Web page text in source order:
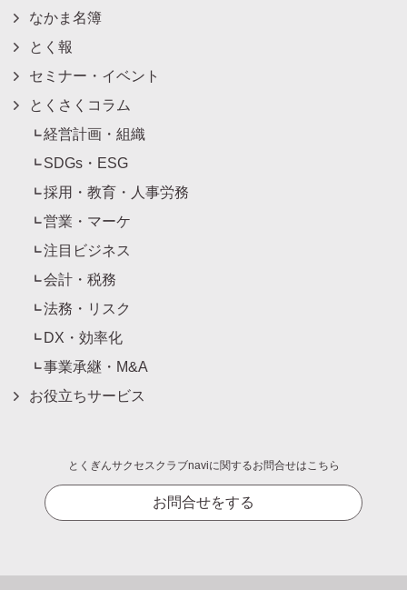
なかま名簿
とく報
セミナー・イベント
とくさくコラム
経営計画・組織
SDGs・ESG
採用・教育・人事労務
営業・マーケ
注目ビジネス
会計・税務
法務・リスク
DX・効率化
事業承継・M&A
お役立ちサービス
とくぎんサクセスクラブnaviに関するお問合せはこちら
お問合せをする